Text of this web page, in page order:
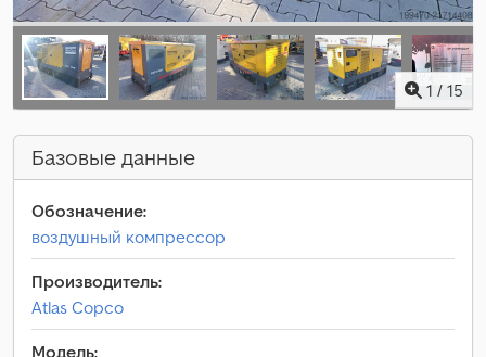
1 / 15
Базовые данные
Обозначение:
воздушный компрессор
Производитель:
Atlas Copco
Модель: